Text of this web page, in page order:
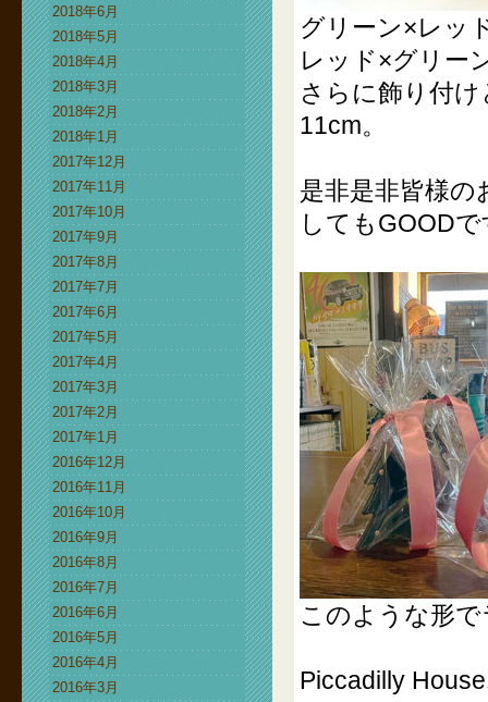
2018年6月
2018年5月
2018年4月
2018年3月
2018年2月
2018年1月
2017年12月
2017年11月
2017年10月
2017年9月
2017年8月
2017年7月
2017年6月
2017年5月
2017年4月
2017年3月
2017年2月
2017年1月
2016年12月
2016年11月
2016年10月
2016年9月
2016年8月
2016年7月
2016年6月
2016年5月
2016年4月
2016年3月
グリーン×レッ
レッド×グリー
さらに飾り付
11cm。
是非是非皆様
してもGOOD
このような形
Piccadilly